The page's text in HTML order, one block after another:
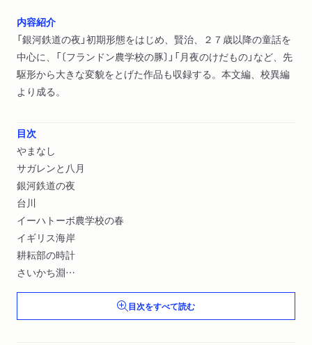
内容紹介
「銀河鉄道の夜」初期形態をはじめ、賢治、２７歳以降の童話を
中心に、「〔フランドン農学校の豚〕」「月夜のけだもの」など、先
駆形から大きな変貌をとげた作品も収録する。本文編、校異編
より成る。
目次
やまなし
サガレンと八月
銀河鉄道の夜
台川
イーハトーボ農学校の春
イギリス海岸
耕耘部の時計
さいかち淵
タネリはたしかにいちにち噛んでゐたやうだった
車
目次をすべて読む